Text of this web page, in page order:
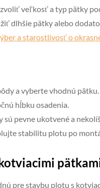
veľkosť a typ pätky
dlhšie pätky alebo
a starostlivosť o
a vyberte vhodnú pätku.
hĺbku osadenia.
sú pevne ukotvené a
stabilitu plotu po
pre stavbu plotu s